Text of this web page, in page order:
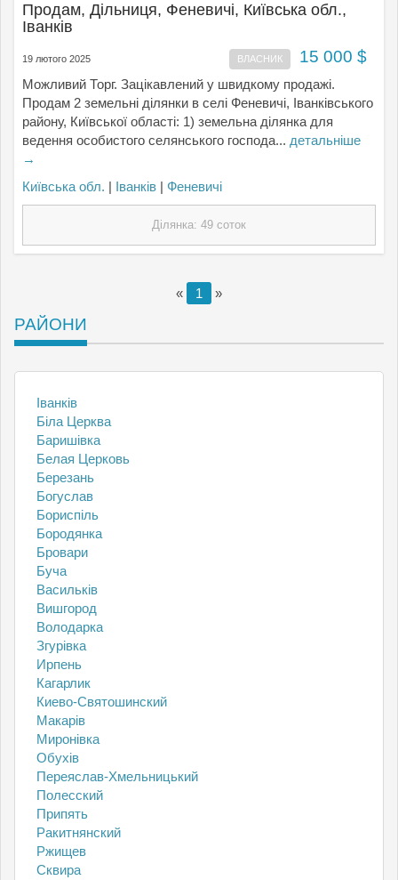
Продам, Дільниця, Феневичі, Київська обл.,
Іванків
19 лютого 2025 ВЛАСНИК 15 000 $
Можливий Торг. Зацікавлений у швидкому продажі.
Продам 2 земельні ділянки в селі Феневичі, Іванківського
району, Київської області: 1) земельна ділянка для
ведення особистого селянського господа... детальніше
→
Київська обл. | Іванків | Феневичі
Ділянка: 49 соток
« 1 »
РАЙОНИ
Іванків
Біла Церква
Баришівка
Белая Церковь
Березань
Богуслав
Бориспіль
Бородянка
Бровари
Буча
Васильків
Вишгород
Володарка
Згурівка
Ирпень
Кагарлик
Киево-Святошинский
Макарів
Миронівка
Обухів
Переяслав-Хмельницький
Полесский
Припять
Ракитнянский
Ржищев
Сквира